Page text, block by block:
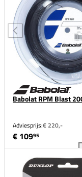
Babolat RPM Blast
Adviesprijs:€ 220,-
€ 10995